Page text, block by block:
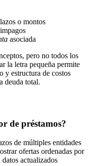
o montos
asociada
pero no todos los
la letra pequeña permite
y estructura de costos
deuda total.
de préstamos?
de múltiples entidades
ofertas ordenadas por
actualizados